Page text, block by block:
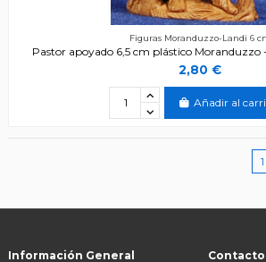
Figuras Moranduzzo-Landi 6
Pastor apoyado 6,5 cm plástico Moranduzzo
2,80 €
Añadir al
1
Información General Contacto